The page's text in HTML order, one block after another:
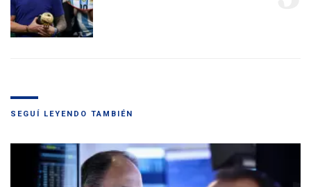
SEGUÍ LEYENDO TAMBIÉN